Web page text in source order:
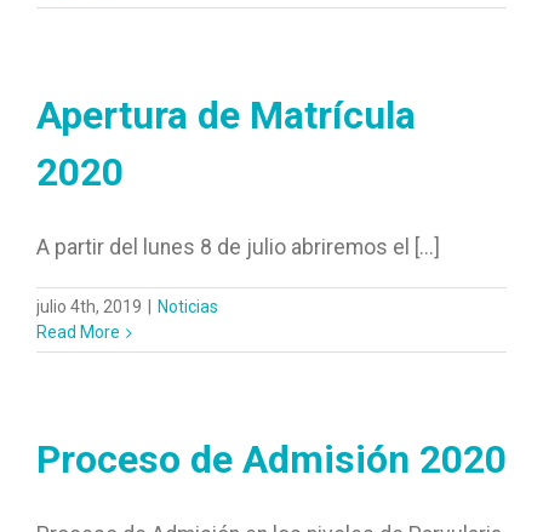
Apertura de Matrícula
2020
A partir del lunes 8 de julio abriremos el [...]
julio 4th, 2019
Noticias
Read More
Proceso de Admisión 2020